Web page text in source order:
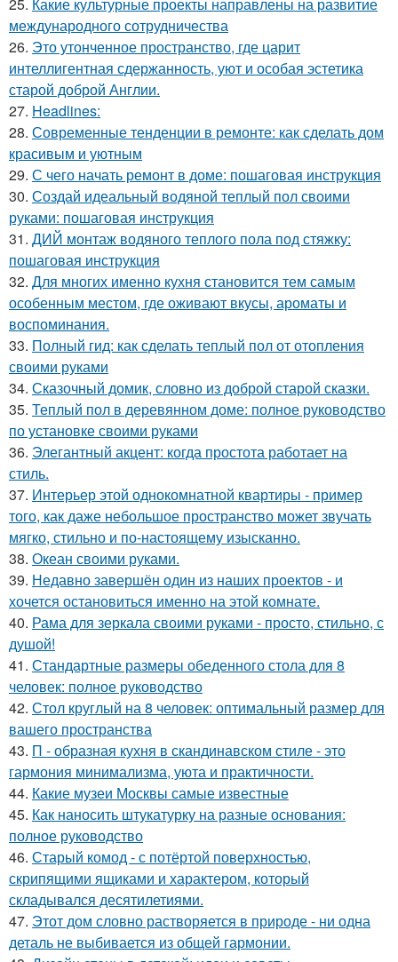
25. Какие культурные проекты направлены на развитие
международного сотрудничества
26. Это утонченное пространство, где царит
интеллигентная сдержанность, уют и особая эстетика
старой доброй Англии.
27. Headlines:
28. Современные тенденции в ремонте: как сделать дом
красивым и уютным
29. С чего начать ремонт в доме: пошаговая инструкция
30. Создай идеальный водяной теплый пол своими
руками: пошаговая инструкция
31. ДИЙ монтаж водяного теплого пола под стяжку:
пошаговая инструкция
32. Для многих именно кухня становится тем самым
особенным местом, где оживают вкусы, ароматы и
воспоминания.
33. Полный гид: как сделать теплый пол от отопления
своими руками
34. Сказочный домик, словно из доброй старой сказки.
35. Теплый пол в деревянном доме: полное руководство
по установке своими руками
36. Элегантный акцент: когда простота работает на
стиль.
37. Интерьер этой однокомнатной квартиры - пример
того, как даже небольшое пространство может звучать
мягко, стильно и по-настоящему изысканно.
38. Океан своими руками.
39. Недавно завершён один из наших проектов - и
хочется остановиться именно на этой комнате.
40. Рама для зеркала своими руками - просто, стильно, с
душой!
41. Стандартные размеры обеденного стола для 8
человек: полное руководство
42. Стол круглый на 8 человек: оптимальный размер для
вашего пространства
43. П - образная кухня в скандинавском стиле - это
гармония минимализма, уюта и практичности.
44. Какие музеи Москвы самые известные
45. Как наносить штукатурку на разные основания:
полное руководство
46. Старый комод - с потёртой поверхностью,
скрипящими ящиками и характером, который
складывался десятилетиями.
47. Этот дом словно растворяется в природе - ни одна
деталь не выбивается из общей гармонии.